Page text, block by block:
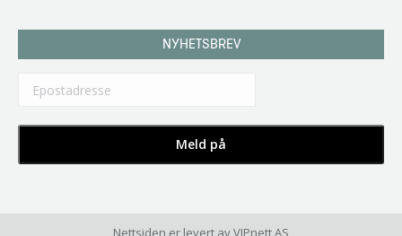
NYHETSBREV
Nettsiden er levert avVIPnett AS